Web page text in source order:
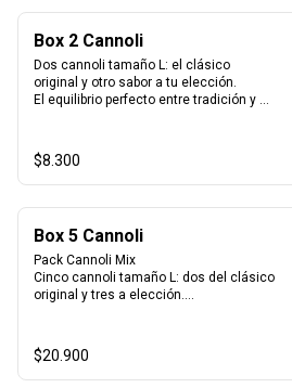
compartir y disfrutar sin preocuparse de
Box 2 Cannoli
Dos cannoli tamaño L: el clásico
original y otro sabor a tu elección.
El equilibrio perfecto entre tradición y
$8.300
Box 5 Cannoli
Pack Cannoli Mix
Cinco cannoli tamaño L: dos del clásico
original y tres a elección.
tradicional con nuevos sabores.
$20.900